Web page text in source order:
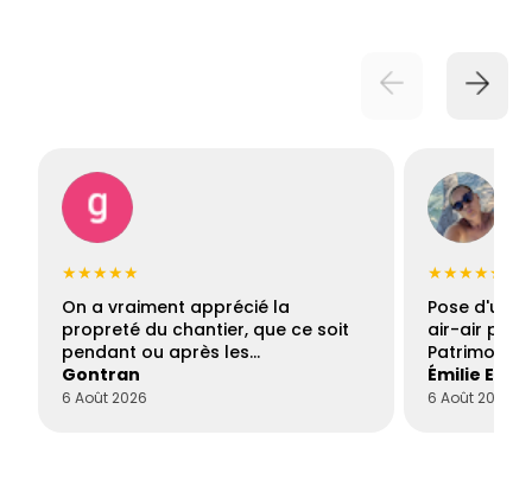
★★★★★
On a vraiment apprécié la
propreté du chantier, que ce soit
pendant ou après les…
Gontran
6 Août 2026
★★★★★
Pose d'une
air-air par
Patrimoine
Émilie
6 Août 2026